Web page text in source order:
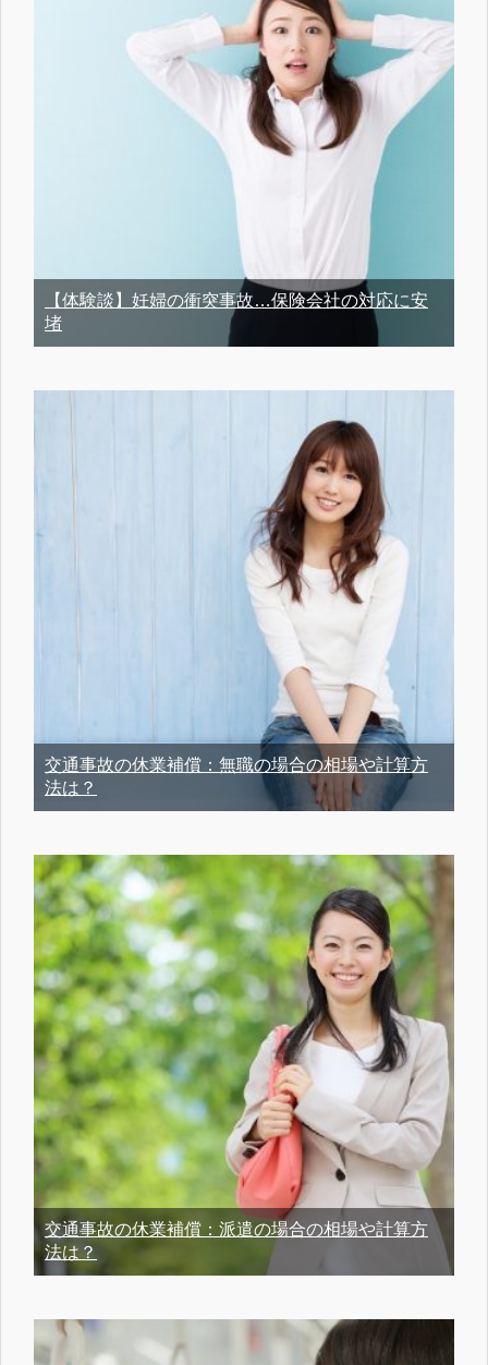
【体験談】妊婦の衝突事故…保険会社の対応に安
堵
交通事故の休業補償：無職の場合の相場や計算方
法は？
交通事故の休業補償：派遣の場合の相場や計算方
法は？